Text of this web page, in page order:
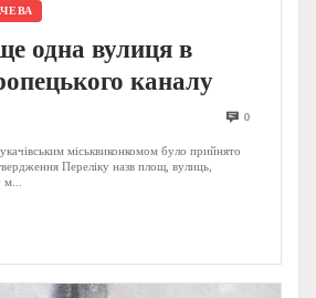
одна вулиця в
каналу
0
міськвиконкомом було прийнято
Переліку назв площ, вулиць,